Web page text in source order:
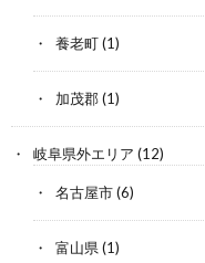
養老町(1)
加茂郡(1)
岐阜県外エリア (12)
名古屋市(6)
富山県(1)